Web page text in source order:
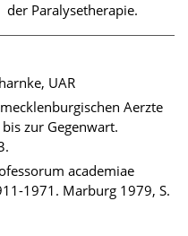
der Paralysetherapie.
UAR
Aerzte
zur Gegenwart.
academiae
1971. Marburg 1979, S.